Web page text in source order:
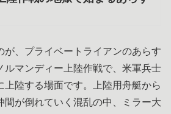
が、プライベートライアンのあらす
ルマンディー上陸作戦で、米軍兵士
上陸する場面です。上陸用舟艇から
間が倒れていく混乱の中、ミラー大